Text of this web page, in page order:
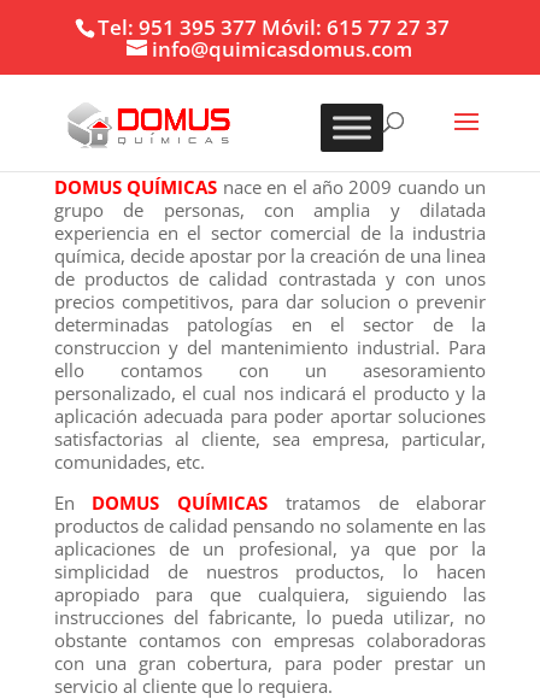
Tel: 951 395 377 Móvil: 615 77 27 37
info@quimicasdomus.com
DOMUS QUÍMICAS nace en el año 2009 cuando un
grupo de personas, con amplia y dilatada
experiencia en el sector comercial de la industria
química, decide apostar por la creación de una linea
de productos de calidad contrastada y con unos
precios competitivos, para dar solucion o prevenir
determinadas patologías en el sector de la
construccion y del mantenimiento industrial. Para
ello contamos con un asesoramiento
personalizado, el cual nos indicará el producto y la
aplicación adecuada para poder aportar soluciones
satisfactorias al cliente, sea empresa, particular,
comunidades, etc.
En DOMUS QUÍMICAS tratamos de elaborar
productos de calidad pensando no solamente en las
aplicaciones de un profesional, ya que por la
simplicidad de nuestros productos, lo hacen
apropiado para que cualquiera, siguiendo las
instrucciones del fabricante, lo pueda utilizar, no
obstante contamos con empresas colaboradoras
con una gran cobertura, para poder prestar un
servicio al cliente que lo requiera.